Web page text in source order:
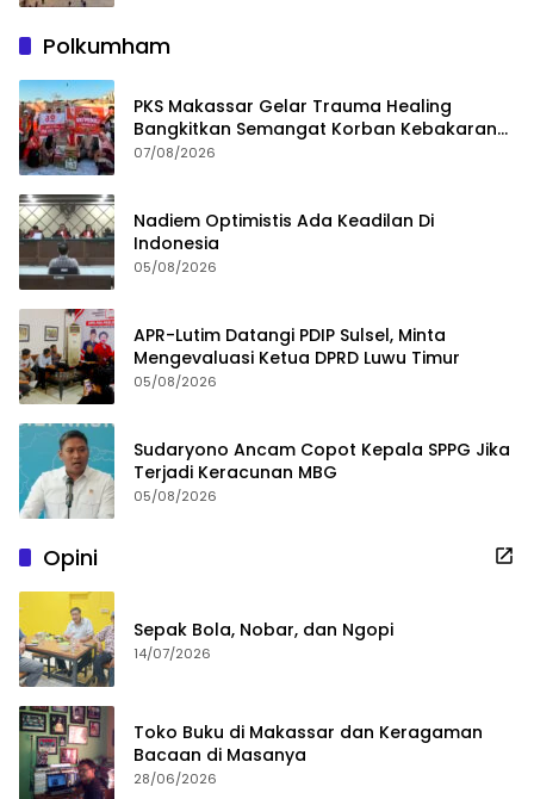
Polkumham
PKS Makassar Gelar Trauma Healing
Bangkitkan Semangat Korban Kebakaran
Tallo
07/08/2026
Nadiem Optimistis Ada Keadilan Di
Indonesia
05/08/2026
APR-Lutim Datangi PDIP Sulsel, Minta
Mengevaluasi Ketua DPRD Luwu Timur
05/08/2026
Sudaryono Ancam Copot Kepala SPPG Jika
Terjadi Keracunan MBG
05/08/2026
Opini
Sepak Bola, Nobar, dan Ngopi
14/07/2026
Toko Buku di Makassar dan Keragaman
Bacaan di Masanya
28/06/2026